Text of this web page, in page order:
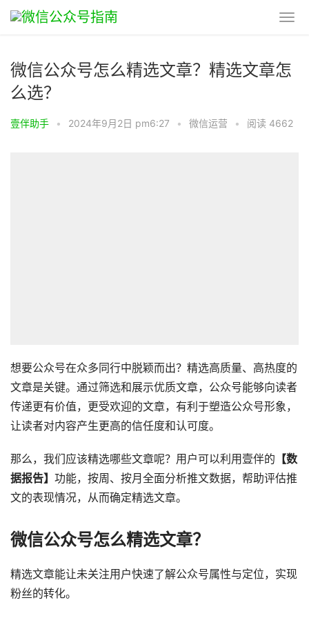
微信公众号怎么精选文章？精选文章怎
么选？
壹伴助手 • 2024年9月2日 pm6:27 • 微信运营 • 阅读 4662
想要公众号在众多同行中脱颖而出？精选高质量、高热度的
文章是关键。通过筛选和展示优质文章，公众号能够向读者
传递更有价值，更受欢迎的文章，有利于塑造公众号形象，
让读者对内容产生更高的信任度和认可度。
那么，我们应该精选哪些文章呢？用户可以利用壹伴的 【数
据报告】 功能，按周、按月全面分析推文数据，帮助评估推
文的表现情况，从而确定精选文章。
微信公众号怎么精选文章？
精选文章能让未关注用户快速了解公众号属性与定位，实现
粉丝的转化。